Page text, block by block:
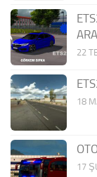
22
18
17